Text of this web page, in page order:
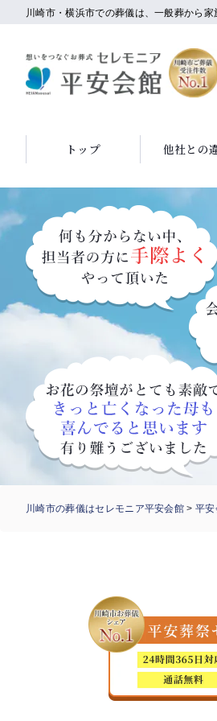
川崎市・横浜市での葬儀は、一般葬から
トップ 他社との
川崎市の葬儀はセレモニア平安会館 >平安